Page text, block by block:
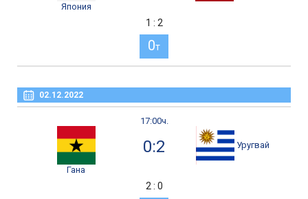
Япония
1 : 2
0т
02.12.2022
17:00ч.
Гана
0:2 Уругвай
2 : 0